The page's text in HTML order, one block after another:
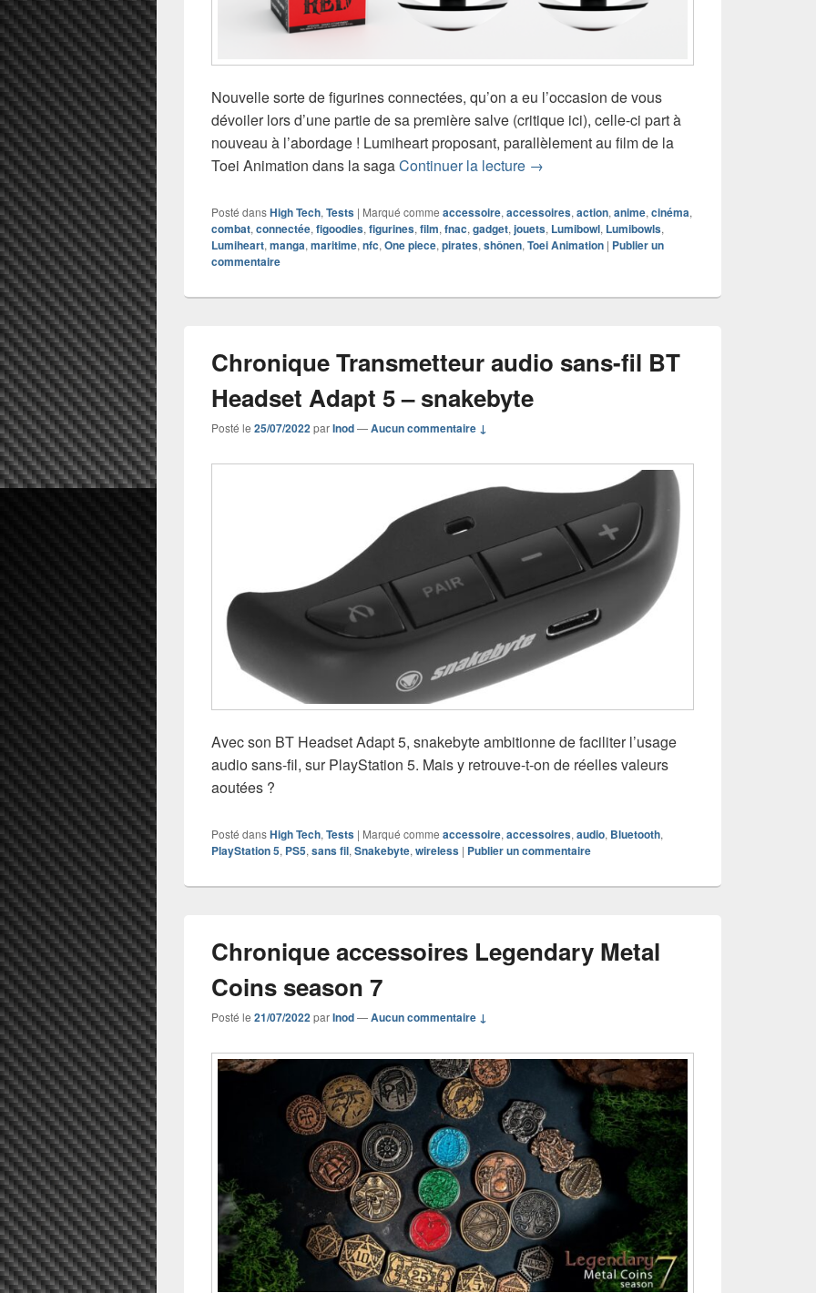
Nouvelle sorte de figurines connectées, qu’on a eu l’occasion de vous
dévoiler lors d’une partie de sa première salve (critique ici), celle-ci part à
nouveau à l’abordage ! Lumiheart proposant, parallèlement au film de la
Toei Animation dans la sagaContinuer la lecture Chronique figurine connectée Lumibowl x
→
Posté dansHigh Tech, Tests | Marqué comme accessoire, accessoires, action, anime, cinéma,
combat, connectée, figoodies, figurines, film, fnac, gadget, jouets, Lumibowl, Lumibowls,
Lumiheart, manga, maritime, nfc, One piece, pirates, shônen, Toei Animation | Publier un
commentaire
Chronique Transmetteur audio sans-fil BT
Headset Adapt 5 – snakebyte
Posté le 25/07/2022parInod—Aucun commentaire ↓
Avec son BT Headset Adapt 5, snakebyte ambitionne de faciliter l’usage
audio sans-fil, sur PlayStation 5. Mais y retrouve-t-on de réelles valeurs
aoutées ?
Posté dansHigh Tech, Tests | Marqué comme accessoire, accessoires, audio, Bluetooth,
PlayStation 5, PS5, sans fil, Snakebyte, wireless | Publier un commentaire
Chronique accessoires Legendary Metal
Coins season 7
Posté le 21/07/2022 parInod—Aucun commentaire ↓